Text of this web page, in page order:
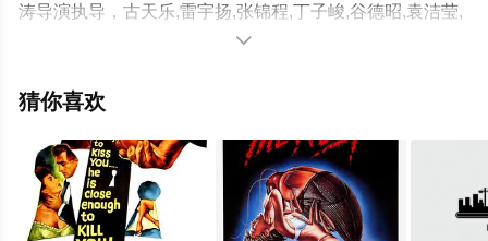
涛导演执导，古天乐,雷宇扬,张锦程,丁子峻,谷德昭,袁洁莹,
罗兰,伍咏薇,钱嘉乐,谢天华,成奎安等演员精彩演绎的中国
电影网，更多剧情信息可移步至豆瓣电影、电视猫或剧情

猜你喜欢